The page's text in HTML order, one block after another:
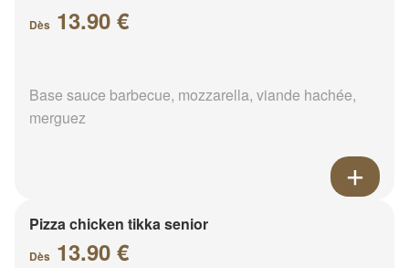
Dès 13.90 €
Base sauce barbecue, mozzarella, viande hachée,
merguez
Pizza chicken tikka senior
Dès 13.90 €